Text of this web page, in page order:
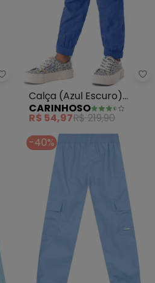
Alakazoo - Calça em Moletom
Calça (Azul Escuro)
Jogger Cargo em Laíse
Menina
CARINHOSO
R$ 54,97R$ 219,90
-40%